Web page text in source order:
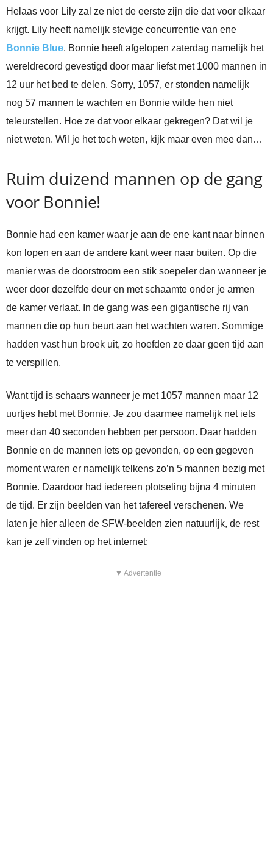
Helaas voor Lily zal ze niet de eerste zijn die dat voor elkaar
krijgt. Lily heeft namelijk stevige concurrentie van ene
Bonnie Blue. Bonnie heeft afgelopen zaterdag namelijk het
wereldrecord gevestigd door maar liefst met 1000 mannen in
12 uur het bed te delen. Sorry, 1057, er stonden namelijk
nog 57 mannen te wachten en Bonnie wilde hen niet
teleurstellen. Hoe ze dat voor elkaar gekregen? Dat wil je
niet weten. Wil je het toch weten, kijk maar even mee dan…
Ruim duizend mannen op de gang
voor Bonnie!
Bonnie had een kamer waar je aan de ene kant naar binnen
kon lopen en aan de andere kant weer naar buiten. Op die
manier was de doorstroom een stik soepeler dan wanneer je
weer door dezelfde deur en met schaamte onder je armen
de kamer verlaat. In de gang was een gigantische rij van
mannen die op hun beurt aan het wachten waren. Sommige
hadden vast hun broek uit, zo hoefden ze daar geen tijd aan
te verspillen.
Want tijd is schaars wanneer je met 1057 mannen maar 12
uurtjes hebt met Bonnie. Je zou daarmee namelijk net iets
meer dan 40 seconden hebben per persoon. Daar hadden
Bonnie en de mannen iets op gevonden, op een gegeven
moment waren er namelijk telkens zo’n 5 mannen bezig met
Bonnie. Daardoor had iedereen plotseling bijna 4 minuten
de tijd. Er zijn beelden van het tafereel verschenen. We
laten je hier alleen de SFW-beelden zien natuurlijk, de rest
kan je zelf vinden op het internet:
▼ Advertentie